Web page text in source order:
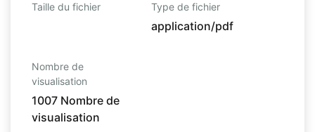
Taille du fichier Type de fichier
application/pdf
Nombre de
visualisation
1007 Nombre de
visualisation